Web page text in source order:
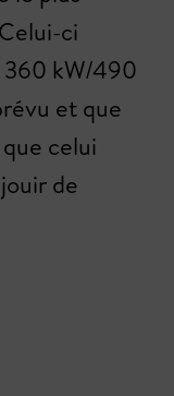
ci
360 kW/490
et que
celui
de